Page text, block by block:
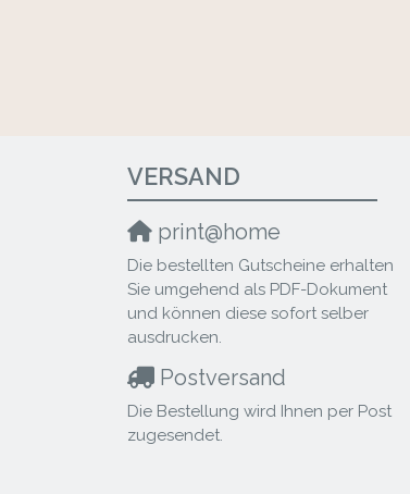
VERSAND
print@home
Die bestellten Gutscheine erhalten
Sie umgehend als PDF-Dokument
und können diese sofort selber
ausdrucken.
Postversand
Die Bestellung wird Ihnen per Post
zugesendet.